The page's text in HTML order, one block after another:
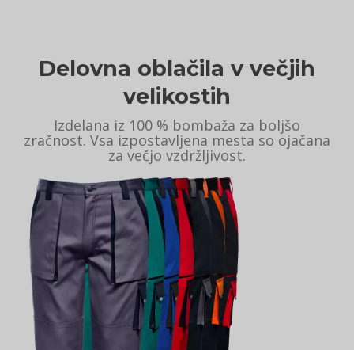
Delovna oblačila v večjih
velikostih
Izdelana iz 100 % bombaža za boljšo
zračnost. Vsa izpostavljena mesta so ojačana
za večjo vzdržljivost.